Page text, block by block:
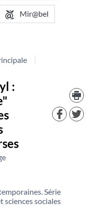
Mir@bel
:
Série
sciences sociales